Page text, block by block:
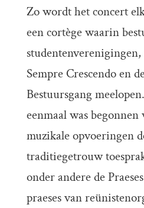
Zo wordt het concert
een cortège waarin
Sempre Crescendo en
Bestuursgang
eenmaal was
muzikale opvoeringen
traditiegetrouw
onder andere de
praeses van